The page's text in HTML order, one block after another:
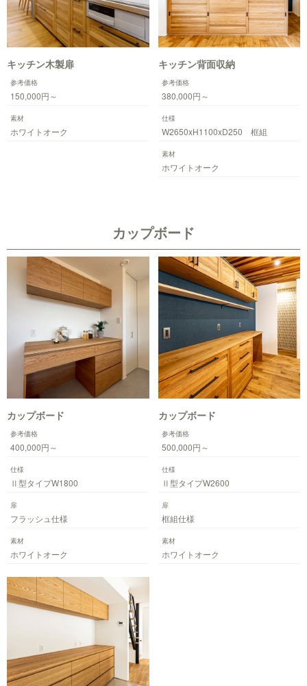
キッチン木製扉
参考価格
150,000円～
素材
ホワイトオーク
キッチン背面収納
参考価格
380,000円～
仕様
W2650xH1100xD250 框組
素材
ホワイトオーク
カップボード
カップボード
参考価格
400,000円～
仕様
Ⅱ型タイプW1800
扉
フラッシュ仕様
素材
ホワイトオーク
カップボード
参考価格
500,000円～
仕様
Ⅱ型タイプW2600
扉
框組仕様
素材
ホワイトオーク